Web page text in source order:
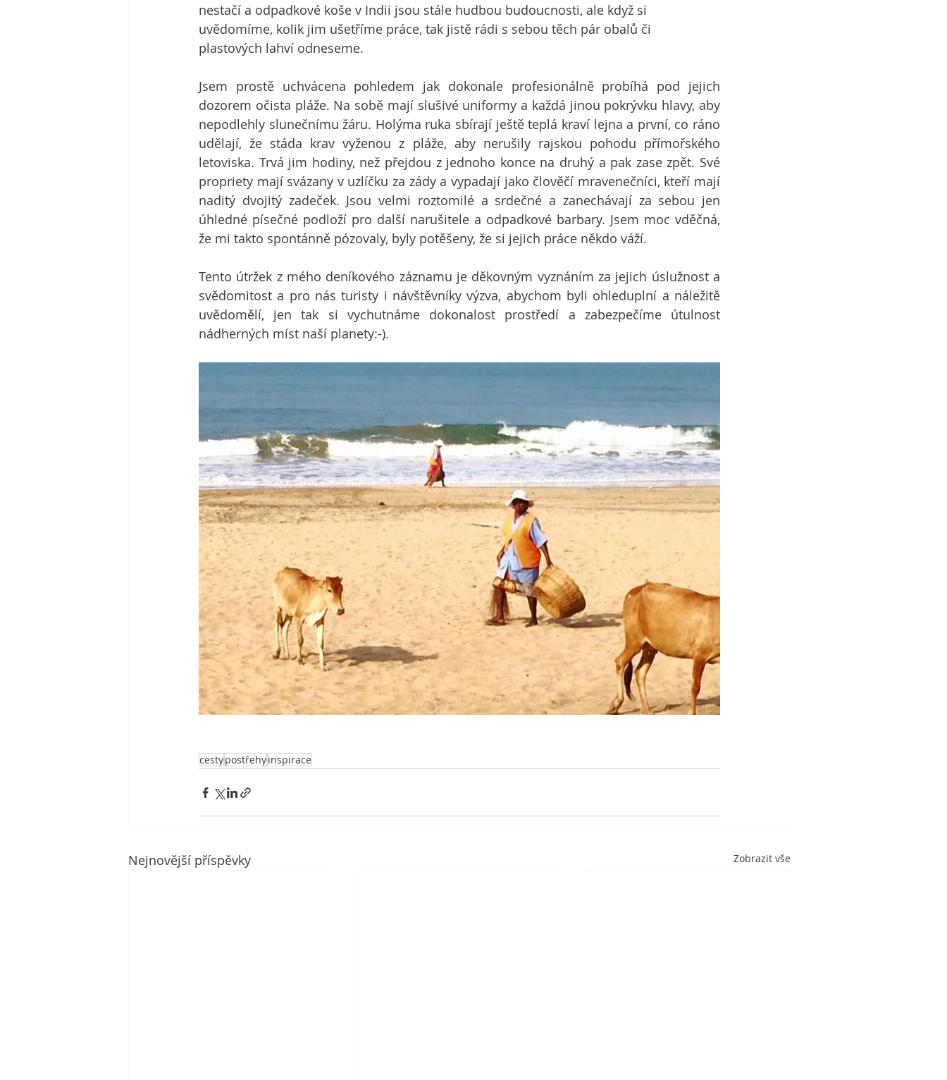
nestačí a odpadkové koše v Indii jsou stále hudbou budoucnosti, ale když si
uvědomíme, kolik jim ušetříme práce, tak jistě rádi s sebou těch pár obalů či
plastových lahví odneseme.
Jsem prostě uchvácena pohledem jak dokonale profesionálně probíhá pod jejich
dozorem očista pláže. Na sobě mají slušivé uniformy a každá jinou pokrývku hlavy, aby
nepodlehly slunečnímu žáru. Holýma ruka sbírají ještě teplá kraví lejna a první, co ráno
udělají, že stáda krav vyženou z pláže, aby nerušily rajskou pohodu přímořského
letoviska. Trvá jim hodiny, než přejdou z jednoho konce na druhý a pak zase zpět. Své
propriety mají svázany v uzlíčku za zády a vypadají jako člověčí mravenečníci, kteří mají
naditý dvojitý zadeček. Jsou velmi roztomilé a srdečné a zanechávají za sebou jen
úhledné písečné podloží pro další narušitele a odpadkové barbary. Jsem moc vděčná,
že mi takto spontánně pózovaly, byly potěšeny, že si jejich práce někdo váží.
Tento útržek z mého deníkového záznamu je děkovným vyznáním za jejich úslužnost a
svědomitost a pro nás turisty i návštěvníky výzva, abychom byli ohleduplní a náležitě
uvědomělí, jen tak si vychutnáme dokonalost prostředí a zabezpečíme útulnost
nádherných míst naší planety:-).
cestypostřehyinspirace
Nejnovější příspěvky Zobrazit vše